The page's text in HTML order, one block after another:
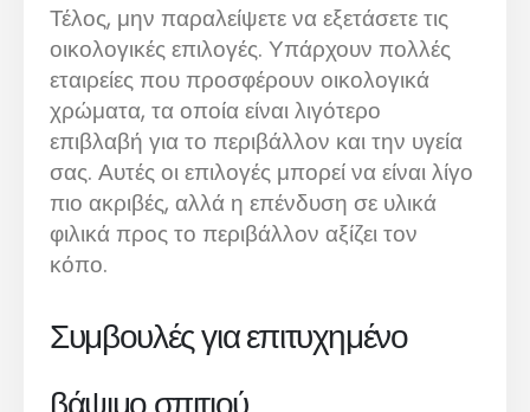
Τέλος, μην παραλείψετε να εξετάσετε τις
οικολογικές επιλογές. Υπάρχουν πολλές
εταιρείες που προσφέρουν οικολογικά
χρώματα, τα οποία είναι λιγότερο
επιβλαβή για το περιβάλλον και την υγεία
σας. Αυτές οι επιλογές μπορεί να είναι λίγο
πιο ακριβές, αλλά η επένδυση σε υλικά
φιλικά προς το περιβάλλον αξίζει τον
κόπο.
Συμβουλές για επιτυχημένο